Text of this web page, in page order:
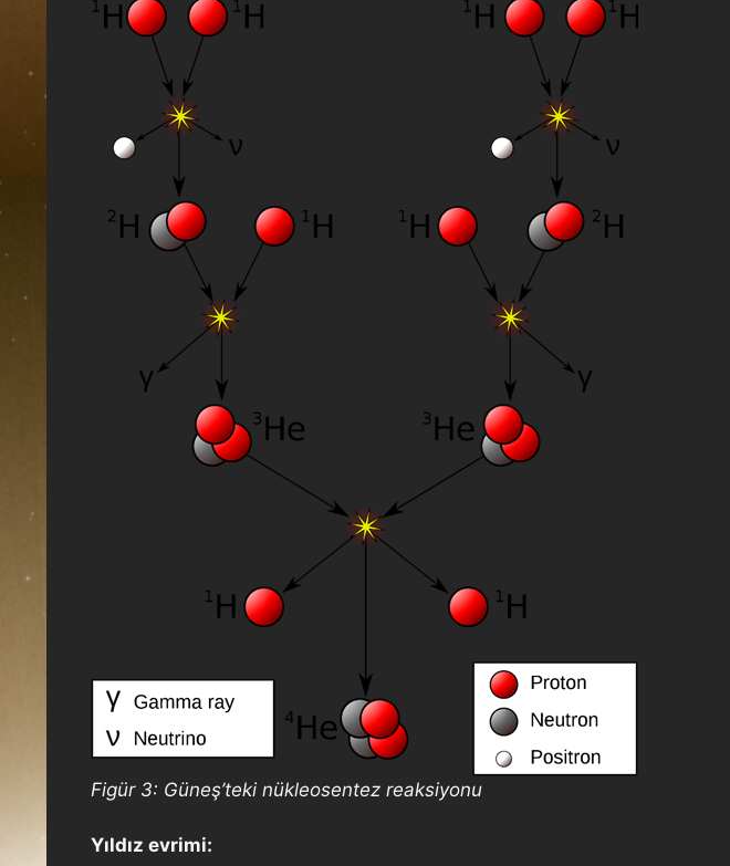
Figür 3: Güneş’teki nükleosentez reaksiyonu
Yıldız evrimi: